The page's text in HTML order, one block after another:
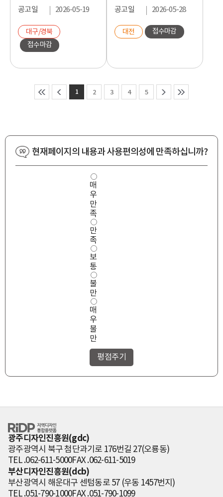
공고일
2026-05-19
대구/경북
접수마감
공고일
2026-05-28
대전 접수마감
1 2 3 4 5
현재페이지의 내용과 사용편의성에 만족하십니까?
사
용
편
의
성
만
족
도
매
우
만
족
만
족
보
통
불
만
매
우
불
만
RiDP 지역디자
인 통합플랫폼
광주디자인진흥원(gdc)
광주광역시 북구 첨단과기로 176번길 27(오룡동)
TEL .062-611-5000FAX .062-611-5019
부산디자인진흥원(dcb)
부산광역시 해운대구 센텀동로 57 (우동 1457번지)
TEL .051-790-1000FAX .051-790-1099